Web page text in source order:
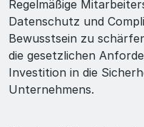
Regelmäßige
Datenschutz und
Bewusstsein zu
die gesetzlichen
Investition in die
Unternehmens.